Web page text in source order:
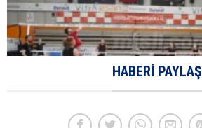
HABERI PAYLAŞ